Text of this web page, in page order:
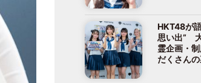
HKT48が
思い出”
霊企画・
だくさん